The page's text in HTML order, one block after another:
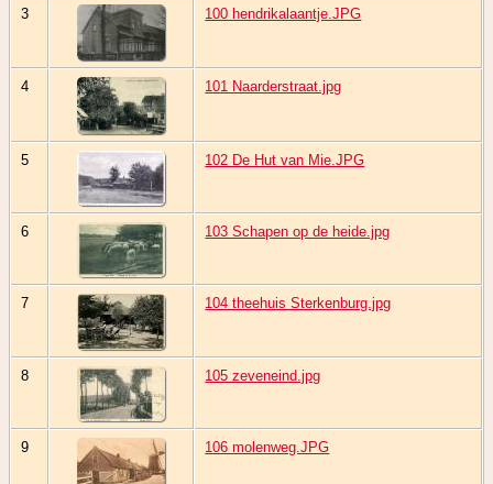
3 100 hendrikalaantje.JPG
4 101 Naarderstraat.jpg
5 102 De Hut van Mie.JPG
6 103 Schapen op de heide.jpg
7 104 theehuis Sterkenburg.jpg
8 105 zeveneind.jpg
9 106 molenweg.JPG